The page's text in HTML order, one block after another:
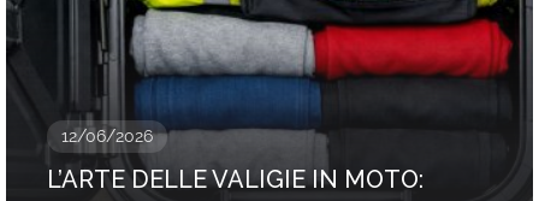
12/06/2026
L’ARTE DELLE VALIGIE IN MOTO: